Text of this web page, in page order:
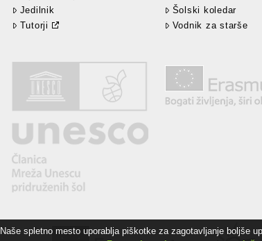
Jedilnik
Tutorji
Šolski koledar
Vodnik za starše
Naše spletno mesto uporablja piškotke za zagotavljanje boljše